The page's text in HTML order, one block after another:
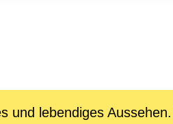
lebendiges